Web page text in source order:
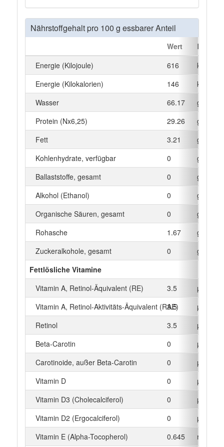
Nährstoffgehalt pro 100 g essbarer Anteil
Wert
Einheit
Energie (Kilojoule)
616
kJ
Energie (Kilokalorien)
146
kcal
Wasser
66.17
g
Protein (Nx6,25)
29.26
g
Fett
3.21
g
Kohlenhydrate, verfügbar
0
g
Ballaststoffe, gesamt
0
g
Alkohol (Ethanol)
0
g
Organische Säuren, gesamt
0
g
Rohasche
1.67
g
Zuckeralkohole, gesamt
0
g
Fettlösliche Vitamine
Vitamin A, Retinol-Äquivalent (RE)
3.5
µg
Vitamin A, Retinol-Aktivitäts-Äquivalent (RAE)
3.5
µg
Retinol
3.5
µg
Beta‑Carotin
0
µg
Carotinoide, außer Beta-Carotin
0
µg
Vitamin D
0
µg
Vitamin D3 (Cholecalciferol)
0
µg
Vitamin D2 (Ergocalciferol)
0
µg
Vitamin E (Alpha-Tocopherol)
0.645
mg